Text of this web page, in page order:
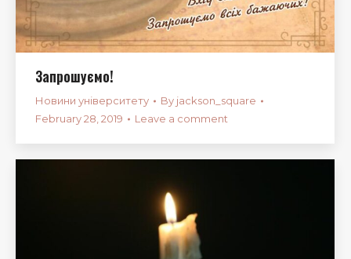
Запрошуємо!
Новини університету By jackson_square
February 28, 2019
Leave a comment